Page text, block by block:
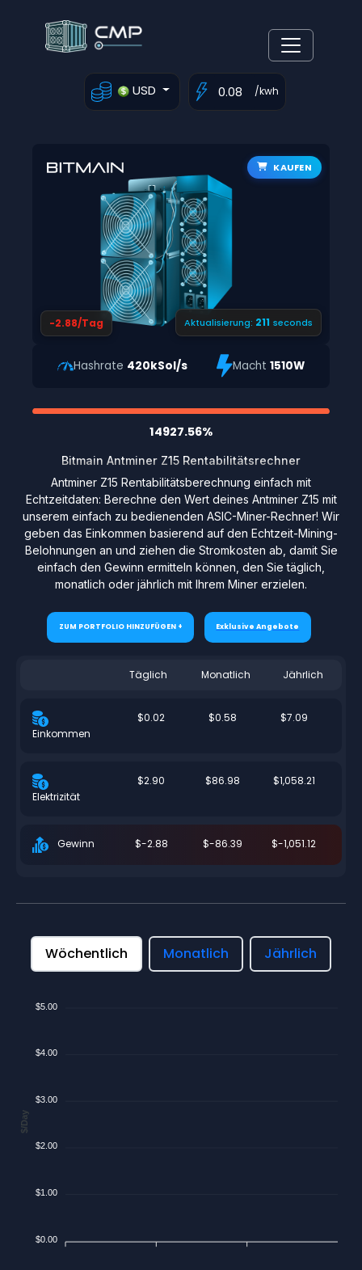
USD /kwh
KAUFEN
-2.88/Tag Aktualisierung: 211 seconds
Hashrate 420kSol/s Macht1510W
14927.56%
Bitmain Antminer Z15 Rentabilitätsrechner
Antminer Z15 Rentabilitätsberechnung einfach mit
Echtzeitdaten: Berechne den Wert deines Antminer Z15 mit
unserem einfach zu bedienenden ASIC-Miner-Rechner! Wir
geben das Einkommen basierend auf den Echtzeit-Mining-
Belohnungen an und ziehen die Stromkosten ab, damit Sie
einfach den Gewinn ermitteln können, den Sie täglich,
monatlich oder jährlich mit Ihrem Miner erzielen.
ZUM PORTFOLIO HINZUFÜGEN + Exklusive Angebote
Täglich Monatlich Jährlich
Einkommen
$0.02 $0.58 $7.09
Elektrizität
$2.90 $86.98 $1,058.21
Gewinn $-2.88 $-86.39 $-1,051.12
Wöchentlich Monatlich Jährlich
$5.00
$4.00
$3.00
$2.00
$1.00
$0.00
$/Day